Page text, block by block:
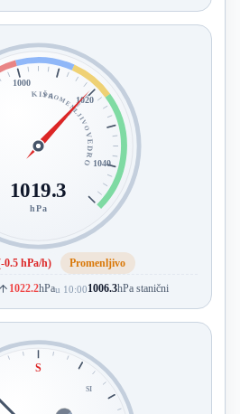
1000
1020
1040
KIŠAPROMENLJIVO
VEDRO
1019.3
hPa
0.5 hPa/h) Promenljivo
1022.2hPau 10:001006.3hPa stanični
S
SI